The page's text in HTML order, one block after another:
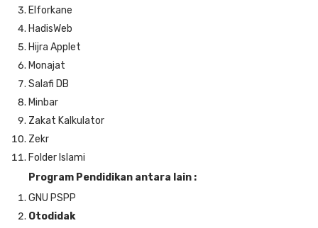
Elforkane
HadisWeb
Hijra Applet
Monajat
Salafi DB
Minbar
Zakat Kalkulator
Zekr
Folder Islami
Program Pendidikan antara lain :
GNU PSPP
Otodidak